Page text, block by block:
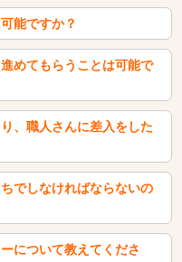
能ですか？
めてもらうことは可能で
、職人さんに差入をした
でしなければならないの
について教えてくださ